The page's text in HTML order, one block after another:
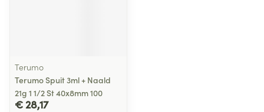
Terumo
Terumo Spuit 3ml + Naald
21g 1 1/2 St 40x8mm 100
€ 28,17